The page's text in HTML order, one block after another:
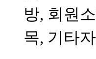
방, 회원
목, 기타